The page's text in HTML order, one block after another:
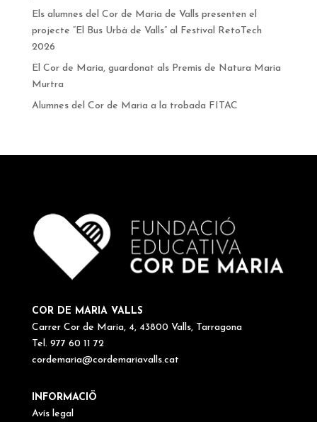
Els alumnes del Cor de Maria de Valls presenten el
projecte “El Bus Urbà de Valls” al Festival RetoTech
2026
El Cor de Maria, guardonat als Premis de Natura Maria
Murtra
Alumnes del Cor de Maria a la trobada FITAC
COR DE MARIA VALLS
Carrer Cor de Maria, 4, 43800 Valls, Tarragona
Tel. 977 60 11 72
cordemaria@cordemariavalls.cat
INFORMACIÖ
Avís legal